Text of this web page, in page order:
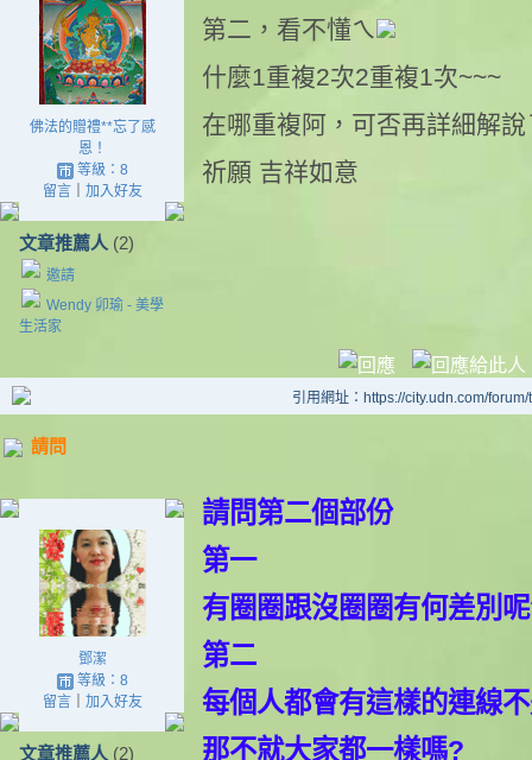
佛法的贈禮**忘了感
恩！
等級：8
留言｜ 加入好友
文章推薦人 (2)
邀請
Wendy 卯瑜 - 美學
生活家
第二，看不懂ㄟ
什麼1重複2次2重複1次~~~
在哪重複阿，可否再詳細解說
祈願 吉祥如意
引用網址：https://city.udn.com/
請問
鄧潔
等級：8
留言｜ 加入好友
文章推薦人 (2)
請問第二個部份
第一
有圈圈跟沒圈圈有何差別
第二
每個人都會有這樣的連線
那不就大家都一樣嗎?